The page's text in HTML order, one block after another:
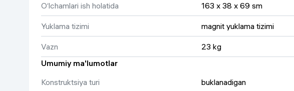
O‘lchamlari ish holatida 163 x 38 x 69 sm
Yuklama tizimi magnit yuklama tizimi
Vazn
23 kg
Umumiy ma'lumotlar
Konstruktsiya turi
buklanadigan